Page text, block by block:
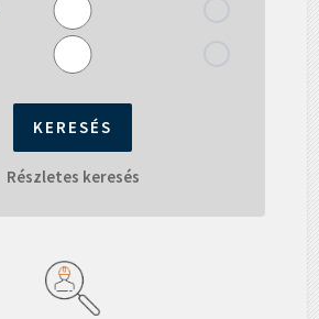
Részletes keresés